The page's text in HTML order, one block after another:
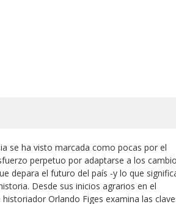
se ha visto marcada como pocas por el
perpetuo por adaptarse a los
depara el futuro del país -y lo que
Desde sus inicios agrarios en el
Orlando Figes examina las